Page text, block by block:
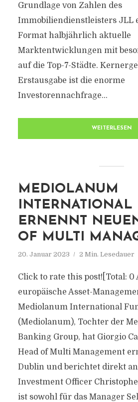
Grundlage von Zahlen des
Immobiliendienstleisters JLL
Format halbjährlich aktuelle
Marktentwicklungen mit
auf die Top-7-Städte.
Erstausgabe ist die enorme
Investorennachfrage...
WEITERLESEN
MEDIOLANUM
INTERNATIONAL
ERNENNT
OF MULTI
20. Januar 2023 2 Min. Lesedauer
Click to rate this post![Total: 0
europäische Asset-
Mediolanum International
(Mediolanum), Tochter der
Banking Group, hat Giorgio
Head of Multi Management
Dublin und berichtet direkt
Investment Officer
ist sowohl für das Manager